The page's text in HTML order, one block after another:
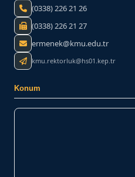
(0338) 226 21 26
(0338) 226 21 27
ermenek@kmu.edu.tr
kmu.rektorluk@hs01.kep.tr
Konum